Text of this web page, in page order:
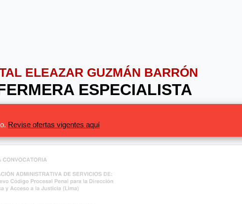
ELEAZAR GUZMÁN BARRÓN
ESPECIALISTA
Revise ofertas vigentes aquí